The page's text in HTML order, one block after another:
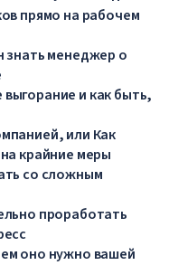
прямо на рабочем
знать менеджер о
и как быть,
или Как
крайние меры
со сложным
проработать
оно нужно вашей